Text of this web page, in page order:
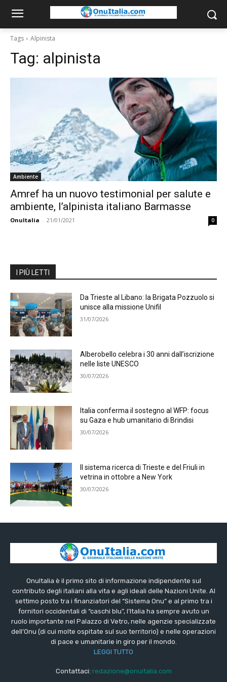
Tags Alpinista
Tag: alpinista
Ambiente
Amref ha un nuovo testimonial per salute e
ambiente, l’alpinista italiano Barmasse
OnuItalia - 21/01/2021 0
I PIÙ LETTI
Da Trieste al Libano: la Brigata Pozzuolo si
unisce alla missione Unifil
31/07/2026
Alberobello celebra i 30 anni dall’iscrizione
nelle liste UNESCO
30/07/2026
Italia conferma il sostegno al WFP: focus
su Gaza e hub umanitario di Brindisi
30/07/2026
Il sistema ricerca di Trieste e del Friuli in
vetrina in ottobre a New York
30/07/2026
OnuItalia è il primo sito di informazione indipendente sul
contributo degli italiani alla vita e agli ideali delle Nazioni Unite. Al
settimo posto tra i finanziatori del “Sistema Onu” e al primo tra i
fornitori occidentali di “caschi blu”, l’Italia ha sempre avuto un
ruolo importante nel Palazzo di Vetro, nelle agenzie specializzate
dell’Onu (di cui molte ospitate sul suo territorio) e nelle operazioni
di pace e umanitarie in giro per il mondo.
LEGGI TUTTO
Contattaci: redazione@onuitalia.com